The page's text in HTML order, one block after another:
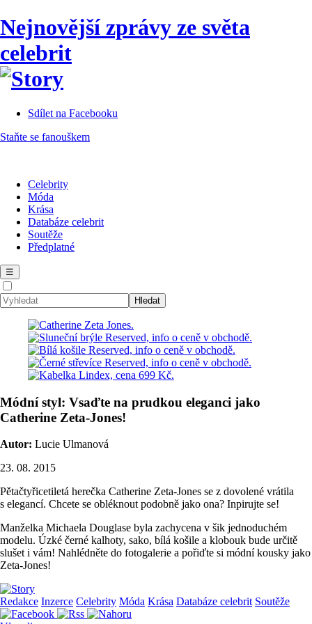
Nejnovější zprávy ze světa
celebrit
Sdílet na Facebooku
Staňte se fanouškem
Celebrity
Móda
Krása
Databáze celebrit
Soutěže
Předplatné
☰
Módní styl: Vsaďte na prudkou eleganci jako
Catherine Zeta-Jones!
Autor: Lucie Ulmanová
23. 08. 2015
Pětačtyřicetiletá herečka Catherine Zeta-Jones se z dovolené vrátila
s elegancí. Chcete se obléknout podobně jako ona? Inpirujte se!
Manželka Michaela Douglase byla zachycena v šik jednoduchém
modelu. Úzké černé kalhoty, sako, bílá košile a klobouk bude určitě
slušet i vám! Nahlédněte do fotogalerie a pořiďte si módní kousky jako
Zeta-Jones!
Redakce Inzerce Celebrity Móda Krása Databáze celebrit Soutěže